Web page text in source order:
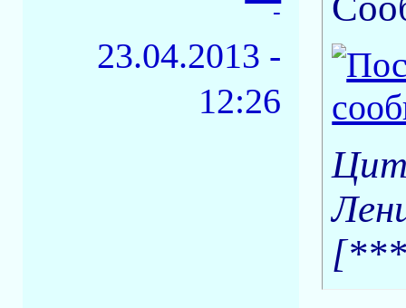
-
23.04.2013 -
12:26